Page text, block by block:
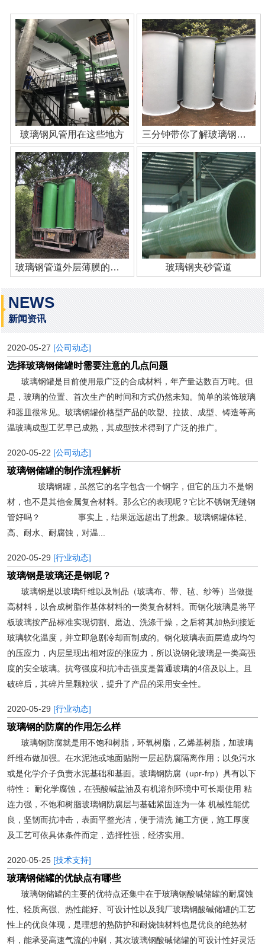
玻璃钢风管用在这些地方 三分钟带你了解玻璃钢管道
玻璃钢管道外层薄膜的作用 玻璃钢夹砂管道
NEWS
新闻资讯
2020-05-27 [公司动态]
选择玻璃钢储罐时需要注意的几点问题
玻璃钢罐是目前使用最广泛的合成材料，年产量达数百万吨。但
是，玻璃的位置、首次生产的时间和方式仍然未知。简单的装饰玻璃
和器皿很常见。玻璃钢罐价格型产品的吹塑、拉拔、成型、铸造等高
温玻璃成型工艺早已成熟，其成型技术得到了广泛的推广。
2020-05-22 [公司动态]
玻璃钢储罐的制作流程解析
玻璃钢罐，虽然它的名字包含一个钢字，但它的压力不是钢
材，也不是其他金属复合材料。那么它的表现呢？它比不锈钢无缝钢
管好吗？ 事实上，结果远远超出了想象。玻璃钢罐体轻、
高、耐水、耐腐蚀，对温...
2020-05-29 [行业动态]
玻璃钢是玻璃还是钢呢？
玻璃钢是以玻璃纤维以及制品（玻璃布、带、毡、纱等）当做提
高材料，以合成树脂作基体材料的一类复合材料。而钢化玻璃是将平
板玻璃按产品标准实现切割、磨边、洗涤干燥，之后将其加热到接近
玻璃软化温度，并立即急剧冷却而制成的。钢化玻璃表面层造成均匀
的压应力，内层呈现出相对应的张应力，所以说钢化玻璃是一类高强
度的安全玻璃。抗弯强度和抗冲击强度是普通玻璃的4倍及以上。且
破碎后，其碎片呈颗粒状，提升了产品的采用安全性。
2020-05-29 [行业动态]
玻璃钢的防腐的作用怎么样
玻璃钢防腐就是用不饱和树脂，环氧树脂，乙烯基树脂，加玻璃
纤维布做加强。在水泥池或地面贴附一层起防腐隔离作用；以免污水
或是化学介子负责水泥基础和基面。玻璃钢防腐（upr-frp）具有以下
特性： 耐化学腐蚀，在强酸碱盐油及有机溶剂环境中可长期使用 粘
连力强，不饱和树脂玻璃钢防腐层与基础紧固连为一体 机械性能优
良，坚韧而抗冲击，表面平整光洁，便于清洗 施工方便，施工厚度
及工艺可依具体条件而定，选择性强，经济实用。
2020-05-25 [技术支持]
玻璃钢储罐的优缺点有哪些
玻璃钢储罐的主要的优特点还集中在于玻璃钢酸碱储罐的耐腐蚀
性、轻质高强、热性能好、可设计性以及我厂玻璃钢酸碱储罐的工艺
性上的优良体现，是理想的热防护和耐烧蚀材料也是优良的绝热材
料，能承受高速气流的冲刷，其次玻璃钢酸碱储罐的可设计性好灵活